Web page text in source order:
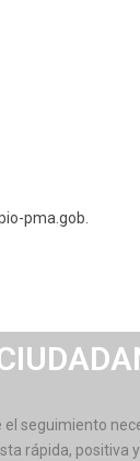
pma.gob.
seguimiento
rápida, positiva